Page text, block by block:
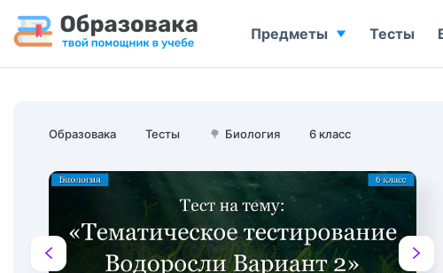
Образовака Тесты 🌳 Биология 6 класс
Предметы Тесты